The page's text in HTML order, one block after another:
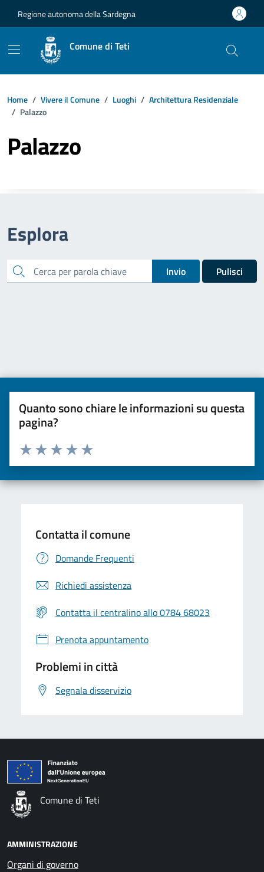
Regione autonoma della Sardegna
Comune di Teti
Home Vivere il Comune Luoghi
Architettura Residenziale
Palazzo
Palazzo
Esplora
cerca Invio Pulisci
Quanto sono chiare le informazioni su questa
pagina?
Valuta da 1 a 5 stelle la pagina
Valuta 5 stelle su 5
Valuta 4 stelle su 5
Valuta 3 stelle su 5
Valuta 2 stelle su 5
Valuta una stella su 5
Contatta il comune
Domande Frequenti
Richiedi assistenza
Contatta il centralino allo 0784 68023
Prenota appuntamento
Problemi in città
Segnala disservizio
Comune di Teti
AMMINISTRAZIONE
Organi di governo